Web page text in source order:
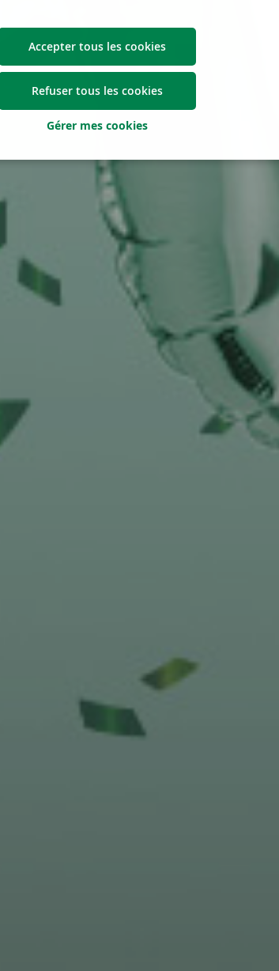
Accepter tous les cookies
Refuser tous les cookies
Gérer mes cookies